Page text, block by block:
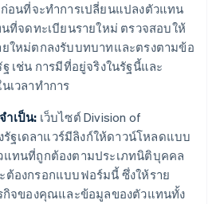
ก่อนที่จะทำการเปลี่ยนแปลงตัวแทน
ที่จดทะเบียนรายใหม่ ตรวจสอบให้
ใหม่ตกลงรับบทบาทและตรงตามข้อ
เช่น การมีที่อยู่จริงในรัฐนี้และ
เวลาทำการ
ำเป็น: เว็บไซต์ Division of
รัฐเดลาแวร์มีลิงก์ให้ดาวน์โหลดแบบ
แทนที่ถูกต้องตามประเภทนิติบุคคล
องกรอกแบบฟอร์มนี้ ซึ่งให้ราย
กิจของคุณและข้อมูลของตัวแทนทั้ง